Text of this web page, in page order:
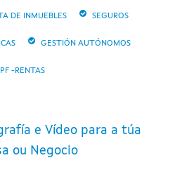
DE INMUEBLES SEGUROS
GESTIÓN AUTÓNOMOS
-RENTAS
e Vídeo para a túa
ou Negocio